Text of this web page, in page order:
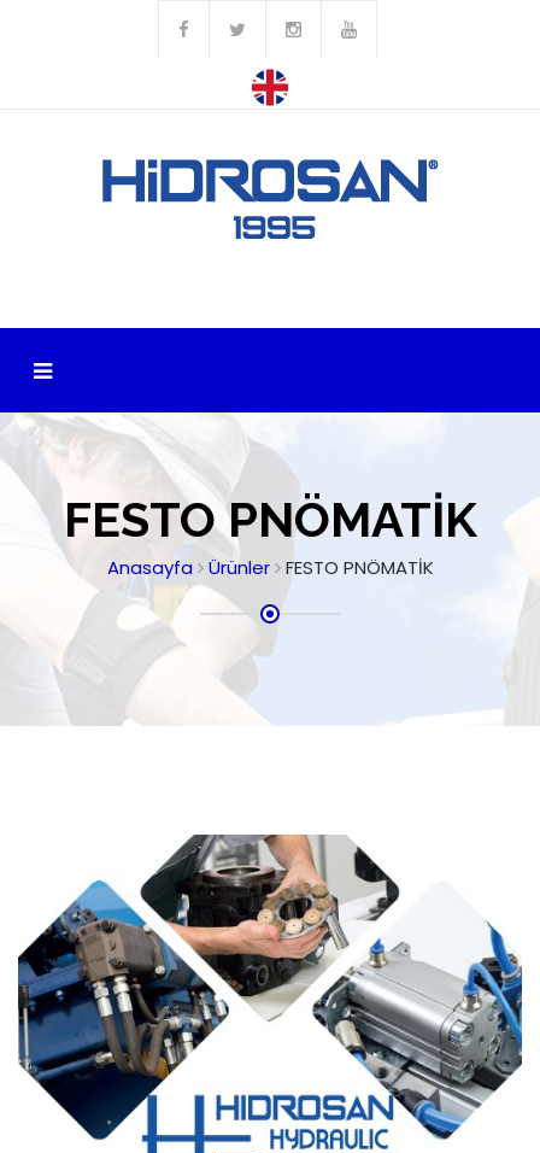
FESTO PNÖMATİK
Anasayfa Ürünler FESTO PNÖMATİK